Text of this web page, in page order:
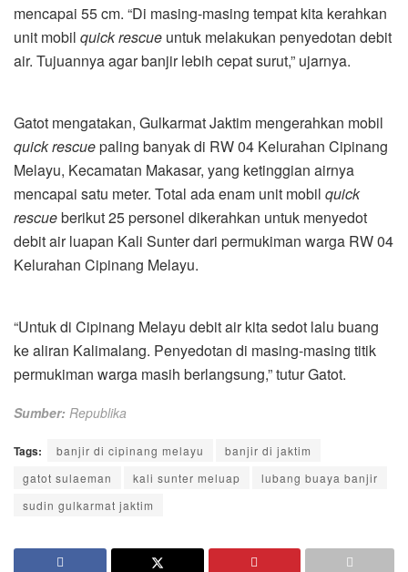
mencapai 55 cm. “Di masing-masing tempat kita kerahkan
unit mobil quick rescue untuk melakukan penyedotan debit
air. Tujuannya agar banjir lebih cepat surut,” ujarnya.
Gatot mengatakan, Gulkarmat Jaktim mengerahkan mobil
quick rescuepaling banyak di RW 04 Kelurahan Cipinang
Melayu, Kecamatan Makasar, yang ketinggian airnya
mencapai satu meter. Total ada enam unit mobil quick
rescueberikut 25 personel dikerahkan untuk menyedot
debit air luapan Kali Sunter dari permukiman warga RW 04
Kelurahan Cipinang Melayu.
“Untuk di Cipinang Melayu debit air kita sedot lalu buang
ke aliran Kalimalang. Penyedotan di masing-masing titik
permukiman warga masih berlangsung,” tutur Gatot.
Sumber: Republika
Tags: banjir di cipinang melayu
banjir di jaktim
gatot sulaeman
kali sunter meluap
lubang buaya banjir
sudin gulkarmat jaktim